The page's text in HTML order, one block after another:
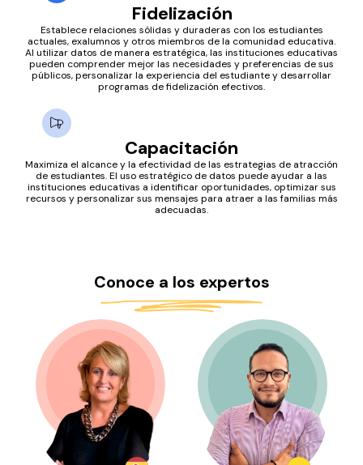
Fidelización
Establece relaciones sólidas y duraderas con los estudiantes
actuales, exalumnos y otros miembros de la comunidad educativa.
Al utilizar datos de manera estratégica, las instituciones educativas
pueden comprender mejor las necesidades y preferencias de sus
públicos, personalizar la experiencia del estudiante y desarrollar
programas de fidelización efectivos.
Capacitación
Maximiza el alcance y la efectividad de las estrategias de atracción
de estudiantes. El uso estratégico de datos puede ayudar a las
instituciones educativas a identificar oportunidades, optimizar sus
recursos y personalizar sus mensajes para atraer a las familias más
adecuadas.
Conoce a los expertos